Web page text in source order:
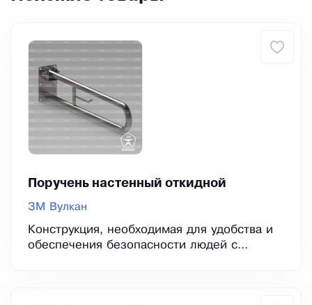
Поручень настенный откидной
ЗМ Вулкан
Конструкция, необходимая для удобства и
обеспечения безопасности людей с...